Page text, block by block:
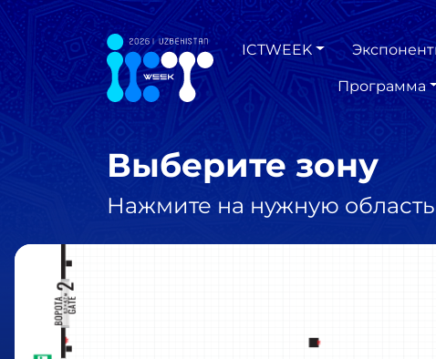
ICTWEEK
Программа
Выберите зону
Нажмите на нужную область